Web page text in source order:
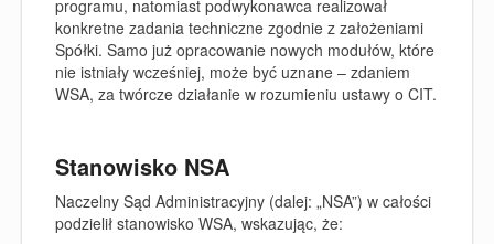
programu, natomiast podwykonawca realizował
konkretne zadania techniczne zgodnie z założeniami
Spółki. Samo już opracowanie nowych modułów, które
nie istniały wcześniej, może być uznane – zdaniem
WSA, za twórcze działanie w rozumieniu ustawy o CIT.
Stanowisko NSA
Naczelny Sąd Administracyjny (dalej: „NSA”) w całości
podzielił stanowisko WSA, wskazując, że: